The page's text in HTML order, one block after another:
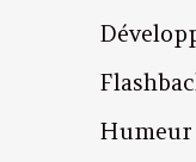
Humeur